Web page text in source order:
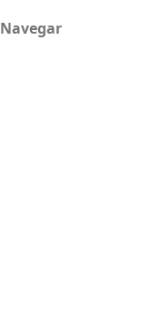
Navegar